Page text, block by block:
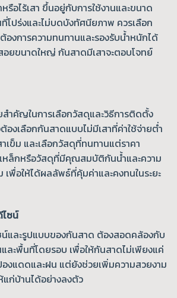
รือไร้เสา ขึ้นอยู่กับการใช้งานและขนาด
ปร่งและไม่บดบังทัศนียภาพ ควรเลือก
องการความทนทานและรองรับน้ำหนักได้
ยขนาดใหญ่ กันสาดมีเสาจะตอบโจทย์
ำคัญในการเลือกวัสดุและวิธีการติดตั้ง
งเลือกกันสาดแบบไม่มีเสาที่ค่าใช้จ่ายต่ำ
าเข็ม และเลือกวัสดุที่ทนทานแต่ราคา
เหล็กหรือวัสดุที่มีคุณสมบัติกันน้ำและความ
เพื่อให้ได้ผลลัพธ์ที่คุ้มค่าและคงทนในระยะ
ไซน์
น์และรูปแบบของกันสาด ต้องสอดคล้องกับ
ละพื้นที่โดยรอบ เพื่อให้กันสาดไม่เพียงแค่
องแดดและฝน แต่ยังช่วยเพิ่มความสวยงาม
แก่บ้านได้อย่างลงตัว